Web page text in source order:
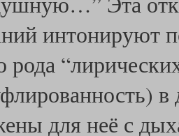
рода
для неё с